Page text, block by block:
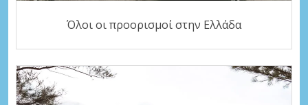
Όλοι οι προορισμοί στην Ελλάδα